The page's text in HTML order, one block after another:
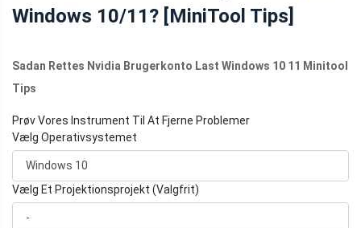
Windows 10/11? [MiniTool Tips]
Sadan Rettes Nvidia Brugerkonto Last Windows 10 11 Minitool
Tips
Prøv Vores Instrument Til At Fjerne Problemer
Vælg Operativsystemet
Vælg Et Projektionsprojekt (Valgfrit)